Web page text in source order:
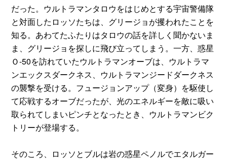
だった。ウルトラマンタロウをはじめとする宇宙警備隊
と対面したロッソたちは、グリージョが攫われたことを
知る。あわてたふたりはタロウの話を詳しく聞かないま
ま、グリージョを探しに飛び立ってしまう。一方、惑星
Ｏ-50を訪れていたウルトラマンオーブは、ウルトラマ
ンエックスダークネス、ウルトラマンジードダークネス
の襲撃を受ける。フュージョンアップ（変身）を駆使し
て応戦するオーブだったが、光のエネルギーを敵に吸い
取られてしまいピンチとなったとき、ウルトラマンビク
トリーが登場する。
そのころ、ロッソとブルは岩の惑星ペノルでエタルガー